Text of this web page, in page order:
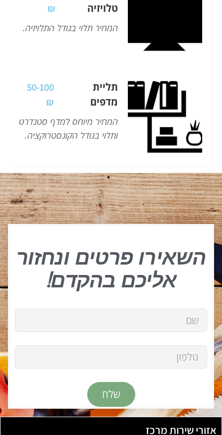
טלויזיה
₪
המחיר תלוי בגודל התלויזיה.
תליית
מדפים
50-100
₪
המחיר מיוחס למדף סטנדרט
ותלוי בגודל הקונסטרוקציה.
השאירו פרטים ונחזור
אליכם בהקדם!
שלח
אזורי שירות מרכז